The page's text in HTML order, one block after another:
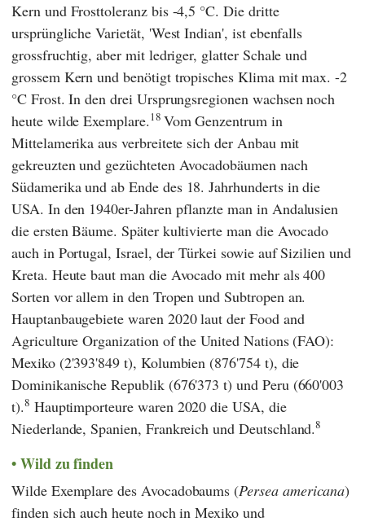
Kern und Frosttoleranz bis -4,5 °C. Die dritte
ursprüngliche Varietät, 'West Indian', ist ebenfalls
grossfruchtig, aber mit ledriger, glatter Schale und
grossem Kern und benötigt tropisches Klima mit max. -2
°C Frost. In den drei Ursprungsregionen wachsen noch
heute wilde Exemplare.18 Vom Genzentrum in
Mittelamerika aus verbreitete sich der Anbau mit
gekreuzten und gezüchteten Avocadobäumen nach
Südamerika und ab Ende des 18. Jahrhunderts in die
USA. In den 1940er-Jahren pflanzte man in Andalusien
die ersten Bäume. Später kultivierte man die Avocado
auch in Portugal, Israel, der Türkei sowie auf Sizilien und
Kreta. Heute baut man die Avocado mit mehr als 400
Sorten vor allem in den Tropen und Subtropen an.
Hauptanbaugebiete waren 2020 laut der Food and
Agriculture Organization of the United Nations(FAO):
Mexiko (2'393'849 t), Kolumbien (876'754 t), die
Dominikanische Republik (676'373 t) und Peru (660'003
t).8 Hauptimporteure waren 2020 die USA, die
Niederlande, Spanien, Frankreich und Deutschland.8
Wild zu finden
Wilde Exemplare des Avocadobaums (Persea americana)
finden sich auch heute noch in Mexiko und